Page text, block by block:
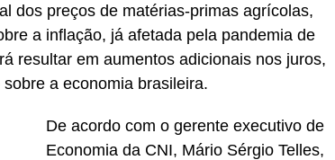
dos preços de matérias-primas agrícolas,
a inflação, já afetada pela pandemia de
resultar em aumentos adicionais nos juros,
a economia brasileira.
De acordo com o gerente executivo de
Economia da CNI, Mário Sérgio Telles,